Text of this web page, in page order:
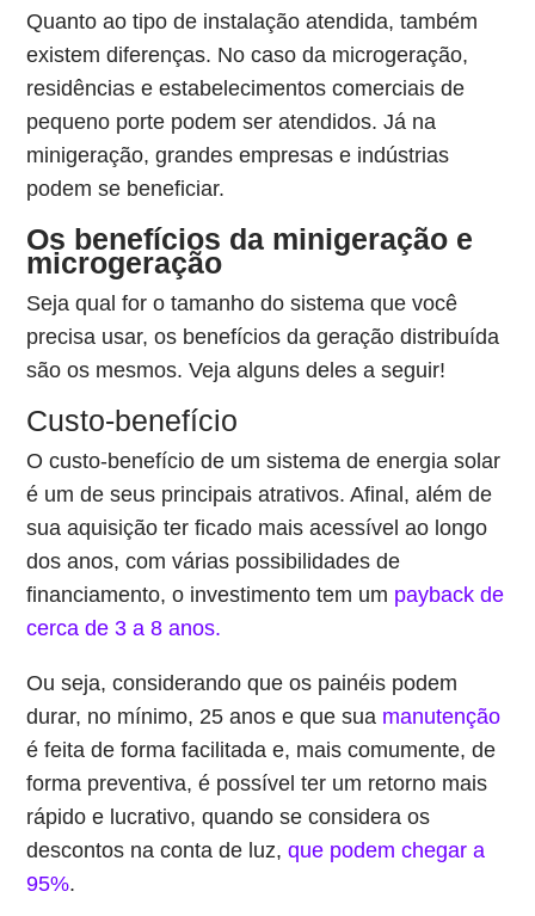
Quanto ao tipo de instalação atendida, também
existem diferenças. No caso da microgeração,
residências e estabelecimentos comerciais de
pequeno porte podem ser atendidos. Já na
minigeração, grandes empresas e indústrias
podem se beneficiar.
Os benefícios da minigeração e
microgeração
Seja qual for o tamanho do sistema que você
precisa usar, os benefícios da geração distribuída
são os mesmos. Veja alguns deles a seguir!
Custo-benefício
O custo-benefício de um sistema de energia solar
é um de seus principais atrativos. Afinal, além de
sua aquisição ter ficado mais acessível ao longo
dos anos, com várias possibilidades de
financiamento, o investimento tem um payback de
cerca de 3 a 8 anos.
Ou seja, considerando que os painéis podem
durar, no mínimo, 25 anos e que sua manutenção
é feita de forma facilitada e, mais comumente, de
forma preventiva, é possível ter um retorno mais
rápido e lucrativo, quando se considera os
descontos na conta de luz,que podem chegar a
95%.